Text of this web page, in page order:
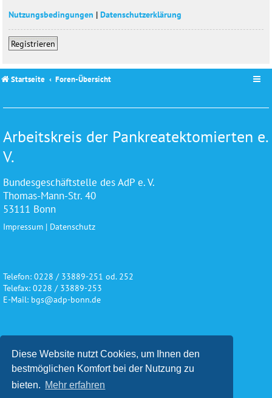
Diese Website nutzt Cookies, um Ihnen den
bestmöglichen Komfort bei der Nutzung zu
bieten. Mehr erfahren
Nutzungsbedingungen | Datenschutzerklärung
Registrieren
Startseite Foren-Übersicht
Arbeitskreis der Pankreatektomierten e.
V.
Bundesgeschäftstelle des AdP e. V.
Thomas-Mann-Str. 40
53111 Bonn
Impressum | Datenschutz
Telefon: 0228 / 33889-251 od. 252
Telefax: 0228 / 33889-253
E-Mail: bgs@adp-bonn.de
Wir danken für die freundliche
Unterstützung und Förderung